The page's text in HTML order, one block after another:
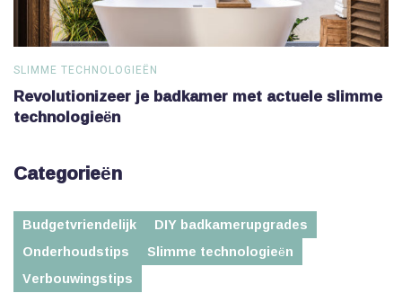
SLIMME TECHNOLOGIEËN
Revolutionizeer je badkamer met actuele slimme
technologieën
Categorieën
Budgetvriendelijk
DIY badkamerupgrades
Onderhoudstips
Slimme technologieën
Verbouwingstips